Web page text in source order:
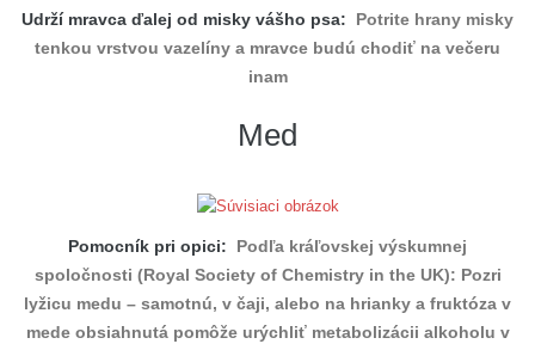
Udrží mravca ďalej od misky vášho psa: Potrite hrany misky
tenkou vrstvou vazelíny a mravce budú chodiť na večeru
inam
Med
Pomocník pri opici: Podľa kráľovskej výskumnej
spoločnosti (Royal Society of Chemistry in the UK): Pozri
lyžicu medu – samotnú, v čaji, alebo na hrianky a fruktóza v
mede obsiahnutá pomôže urýchliť metabolizácii alkoholu v